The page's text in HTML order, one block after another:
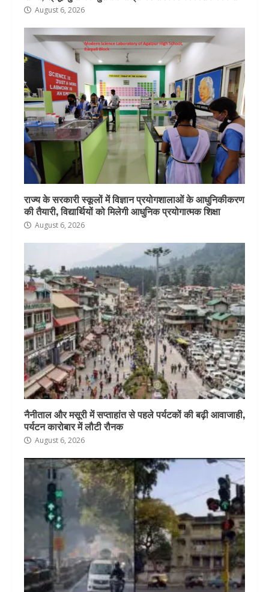
August 6, 2026
राज्य के सरकारी स्कूलों में विज्ञान प्रयोगशालाओं के आधुनिकीकरण
की तैयारी, विद्यार्थियों को मिलेगी आधुनिक प्रयोगात्मक शिक्षा
August 6, 2026
नैनीताल और मसूरी में सप्ताहांत से पहले पर्यटकों की बढ़ी आवाजाही,
पर्यटन कारोबार में लौटी रौनक
August 6, 2026